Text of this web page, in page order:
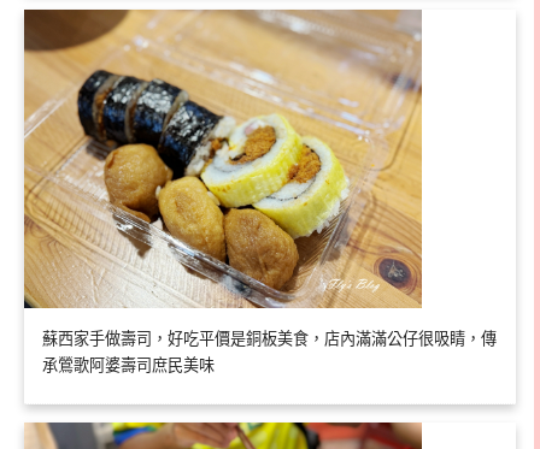
蘇西家手做壽司，好吃平價是銅板美食，店內滿滿公仔很吸睛，傳
承鶯歌阿婆壽司庶民美味